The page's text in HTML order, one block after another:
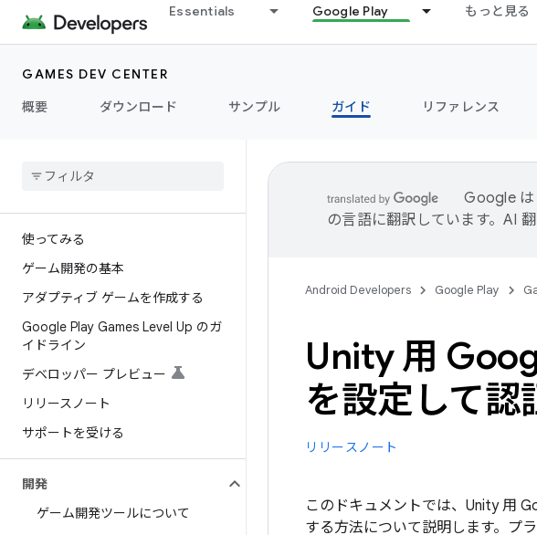
Essentials Google Play もっと見る
GAMES DEV CENTER
概要
ダウンロード サンプル ガイド リファレンス
使ってみる
ゲーム開発の基本
アダプティブ ゲームを作成する
Google Play Games Level Up のガ
イドライン
デベロッパー プレビュー
リリースノート
サポートを受ける
開発
ゲーム開発ツールについて
Google は
の言語に翻訳しています。AI
Android Developers Google Play
Unity 用
を設定して認
リリースノート
このドキュメントでは、Unity 用
する方法について説明します。プ